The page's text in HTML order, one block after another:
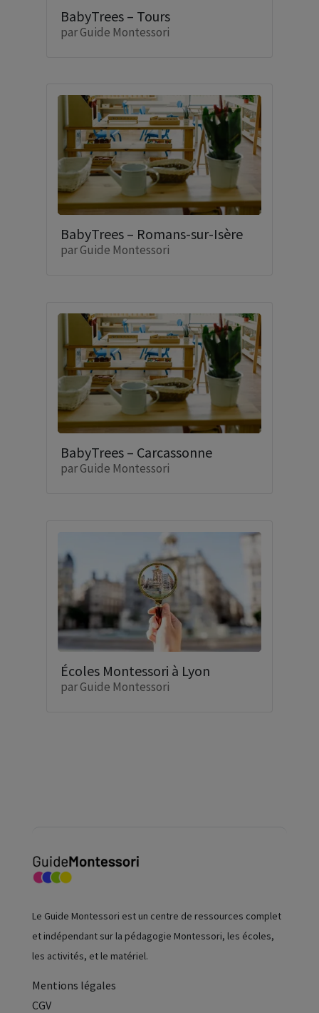
BabyTrees – Tours
parGuide Montessori
BabyTrees – Romans-sur-Isère
parGuide Montessori
BabyTrees – Carcassonne
parGuide Montessori
Écoles Montessori à Lyon
parGuide Montessori
Le Guide Montessori est un centre de ressources complet
et indépendant sur la pédagogie Montessori, les écoles,
les activités, et le matériel.
Mentions légales
CGV